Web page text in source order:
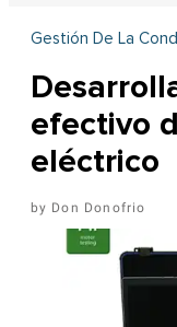
Gestión De La
efectivo
eléctrico
Don Donofrio